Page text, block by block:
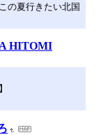
の夏行きたい北国
HITOMI